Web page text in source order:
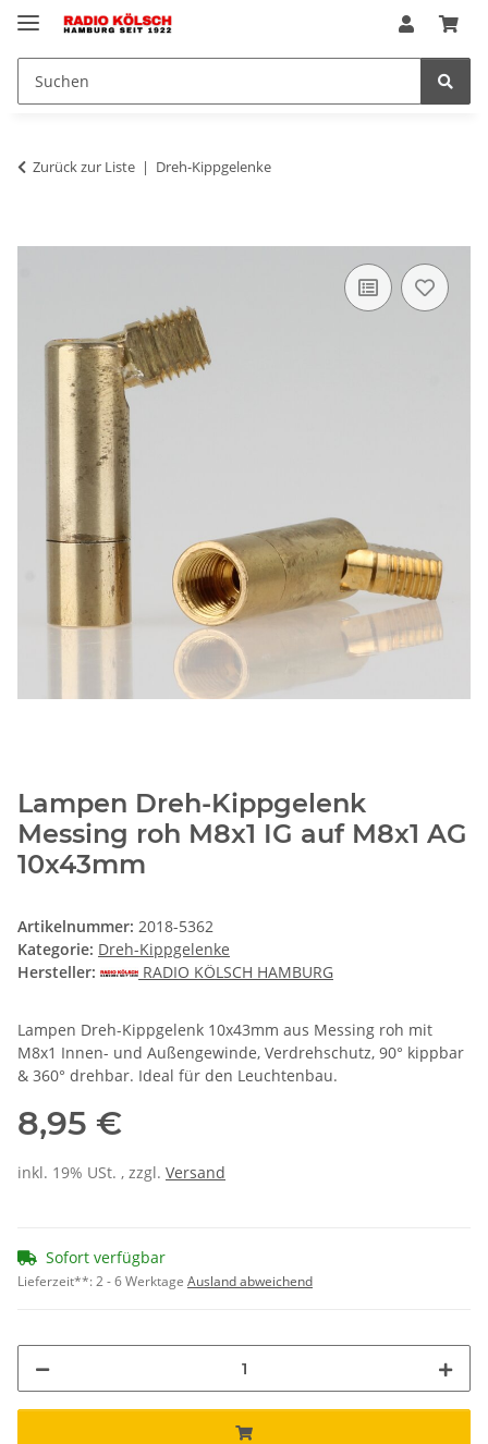
Zurück zur Liste Dreh-Kippgelenke
Lampen Dreh-Kippgelenk
Messing roh M8x1 IG auf M8x1 AG
10x43mm
Artikelnummer: 2018-5362
Kategorie: Dreh-Kippgelenke
Hersteller:
RADIO KÖLSCH HAMBURG
Lampen Dreh-Kippgelenk 10x43mm aus Messing roh mit
M8x1 Innen- und Außengewinde, Verdrehschutz, 90° kippbar
& 360° drehbar. Ideal für den Leuchtenbau.
8,95 €
inkl. 19% USt. , zzgl. Versand
Sofort verfügbar
Lieferzeit**:2 - 6 Werktage Ausland abweichend